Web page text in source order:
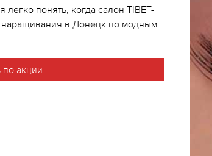
понять, когда салон TIBET-
наращивания в Донецк по модным
по акции